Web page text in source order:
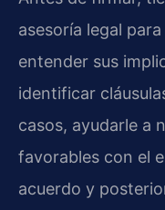
asesoría legal
entender sus
identificar
casos, ayudarle a
favorables con el
acuerdo y